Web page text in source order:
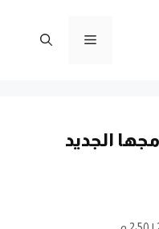
القائمة
الجديد